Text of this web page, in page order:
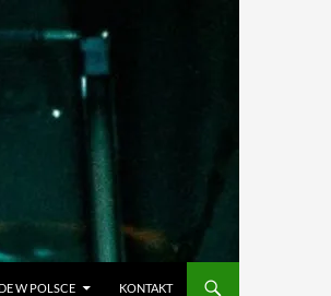
W POLSCE KONTAKT